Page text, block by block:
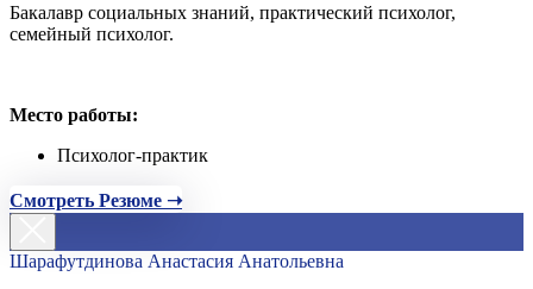
Бакалавр социальных знаний, практический психолог,
семейный психолог.
Место работы:
Психолог-практик
Смотреть Резюме ➝
Шарафутдинова Анастасия Анатольевна